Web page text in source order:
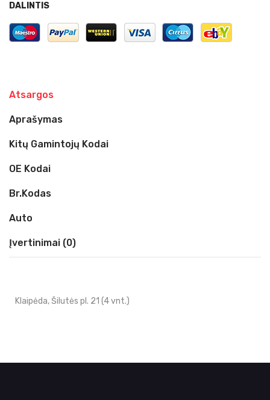
DALINTIS
Atsargos
Aprašymas
Kitų Gamintojų Kodai
OE Kodai
Br.kodas
Auto
Įvertinimai (0)
Klaipėda, Šilutės pl. 21 (4 vnt.)